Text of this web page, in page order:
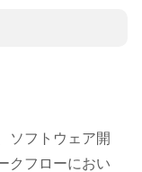
ソフトウェア開
クフローにおい